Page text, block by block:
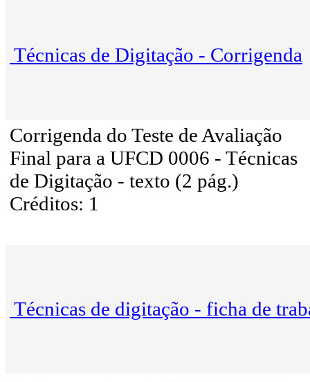
Técnicas de Digitação - Corrigenda
Corrigenda do Teste de Avaliação
Final para a UFCD 0006 - Técnicas
de Digitação - texto (2 pág.)
Créditos: 1
Técnicas de digitação - ficha de